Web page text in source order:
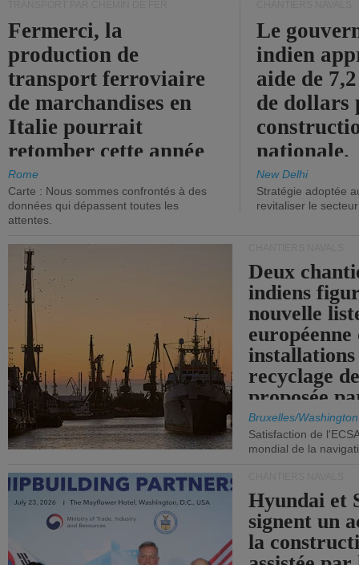
Fermerci, la
production de
transport ferroviaire
de marchandises en
Italie pourrait
retomber cette année
aux niveaux de 2015.
Rome
Carte : Nous sommes confrontés à des
données qui dépassent toutes les
attentes.
Le
indien
aide de
de dollars
nationale.
New Delhi
Stratégie adoptée
revitaliser le secteur
Deux
indiens
nouvelle
européenne
installations
recyclage
proposée
Bruxelles/Washington
Satisfaction de
mondial de la
Hyundai et
signent un
la